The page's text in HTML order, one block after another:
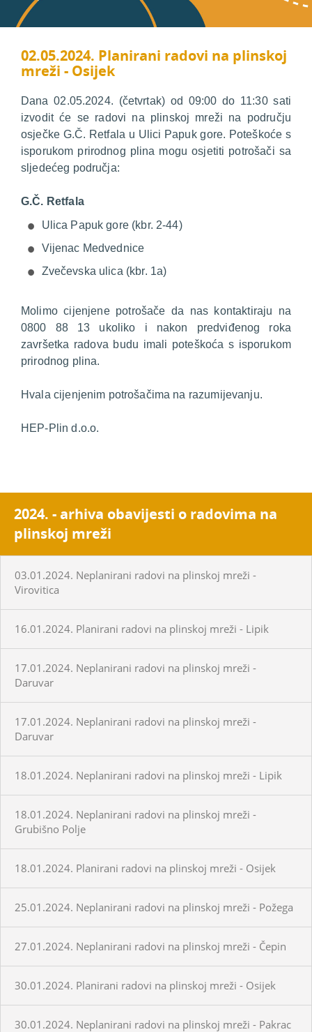
02.05.2024. Planirani radovi na plinskoj
mreži - Osijek
Dana 02.05.2024. (četvrtak) od 09:00 do 11:30 sati
izvodit će se radovi na plinskoj mreži na području
osječke G.Č. Retfala u Ulici Papuk gore. Poteškoće s
isporukom prirodnog plina mogu osjetiti potrošači sa
sljedećeg područja:
G.Č. Retfala
Ulica Papuk gore (kbr. 2-44)
Vijenac Medvednice
Zvečevska ulica (kbr. 1a)
Molimo cijenjene potrošače da nas kontaktiraju na
0800 88 13 ukoliko i nakon predviđenog roka
završetka radova budu imali poteškoća s isporukom
prirodnog plina.
Hvala cijenjenim potrošačima na razumijevanju.
HEP-Plin d.o.o.
2024. - arhiva obavijesti o radovima na
plinskoj mreži
03.01.2024. Neplanirani radovi na plinskoj mreži -
Virovitica
16.01.2024. Planirani radovi na plinskoj mreži - Lipik
17.01.2024. Neplanirani radovi na plinskoj mreži -
Daruvar
17.01.2024. Neplanirani radovi na plinskoj mreži -
Daruvar
18.01.2024. Neplanirani radovi na plinskoj mreži - Lipik
18.01.2024. Neplanirani radovi na plinskoj mreži -
Grubišno Polje
18.01.2024. Planirani radovi na plinskoj mreži - Osijek
25.01.2024. Neplanirani radovi na plinskoj mreži - Požega
27.01.2024. Neplanirani radovi na plinskoj mreži - Čepin
30.01.2024. Planirani radovi na plinskoj mreži - Osijek
30.01.2024. Neplanirani radovi na plinskoj mreži - Pakrac